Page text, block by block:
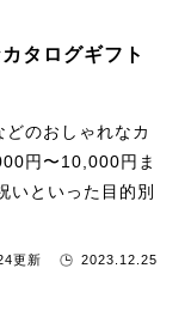
タログギフト
のおしゃれなカ
円〜10,000円ま
いといった目的別
更新 2023.12.25